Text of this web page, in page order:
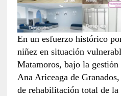
En un esfuerzo histórico
niñez en situación
Matamoros, bajo la
Ana Ariceaga de
de rehabilitación total de